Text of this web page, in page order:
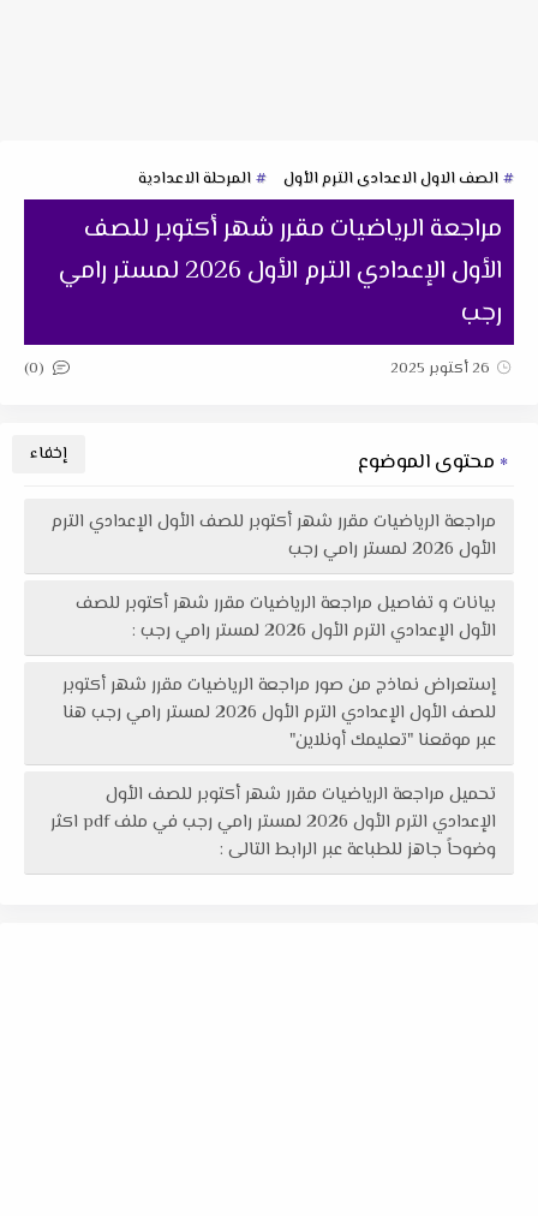
الصف الاول الاعدادى الترم الأول المرحلة الاعدادية
مراجعة الرياضيات مقرر شهر أكتوبر للصف
الأول الإعدادي الترم الأول 2026 لمستر رامي
رجب
26 أكتوبر 2025 (0)
محتوى الموضوع
مراجعة الرياضيات مقرر شهر أكتوبر للصف الأول الإعدادي الترم
الأول 2026 لمستر رامي رجب
بيانات و تفاصيل مراجعة الرياضيات مقرر شهر أكتوبر للصف
الأول الإعدادي الترم الأول 2026 لمستر رامي رجب :
إستعراض نماذج من صور مراجعة الرياضيات مقرر شهر أكتوبر
للصف الأول الإعدادي الترم الأول 2026 لمستر رامي رجب هنا
عبر موقعنا "تعليمك أونلاين"
تحميل مراجعة الرياضيات مقرر شهر أكتوبر للصف الأول
الإعدادي الترم الأول 2026 لمستر رامي رجب في ملف pdf اكثر
وضوحاً جاهز للطباعة عبر الرابط التالى :